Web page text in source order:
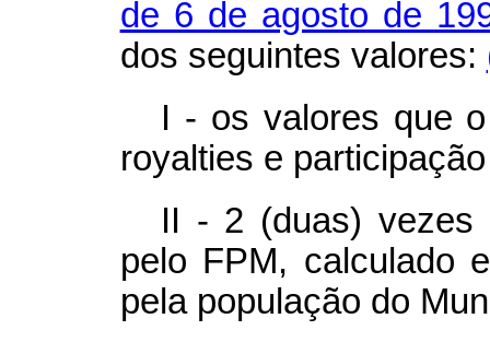
de 6 de agosto de
dos seguintes valores:
I - os valores que
royalties e
II - 2 (duas)
pelo FPM, calculado
pela população do